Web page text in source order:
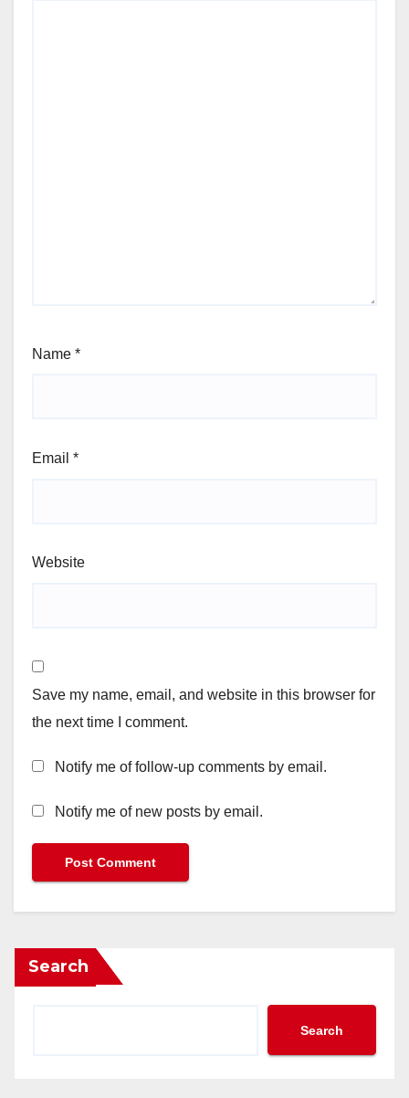
Name *
Email *
Website
Save my name, email, and website in this browser for
the next time I comment.
Notify me of follow-up comments by email.
Notify me of new posts by email.
Search
Search